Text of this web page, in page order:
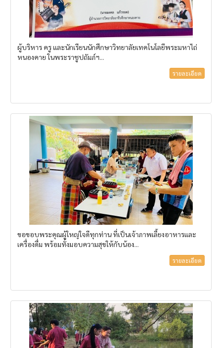
ผู้บริหาร ครู และนักเรียนนักศึกษาวิทยาลัยเทคโนโลยีพระมหาไถ่
หนองคาย ในพระราชูปถัมภ์ฯ...
รายละเอียด
ขอขอบพระคุณผู้ใหญ่ใจดีทุกท่าน ที่เป็นเจ้าภาพเลี้ยงอาหารและ
เครื่องดื่ม พร้อมทั้งมอบความสุขให้กับน้อง...
รายละเอียด